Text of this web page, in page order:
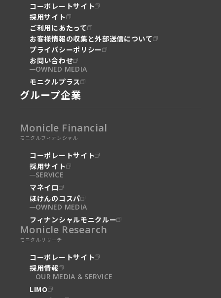
コーポレートサイト
採用サイト
ご利用にあたって
お客様情報の収集と外部送信について
プライバシーポリシー
お問い合わせ
OWNED MEDIA
モニクルプラス
グループ企業
Monicle Financial
モニクルフィナンシャル
コーポレートサイト
採用サイト
SERVICE
マネイロ
ほけんのコスパ
OWNED MEDIA
フィナンシャルモニクルー
Monicle Research
モニクルリサーチ
コーポレートサイト
採用情報
OUR MEDIA & SERVICE
LIMO